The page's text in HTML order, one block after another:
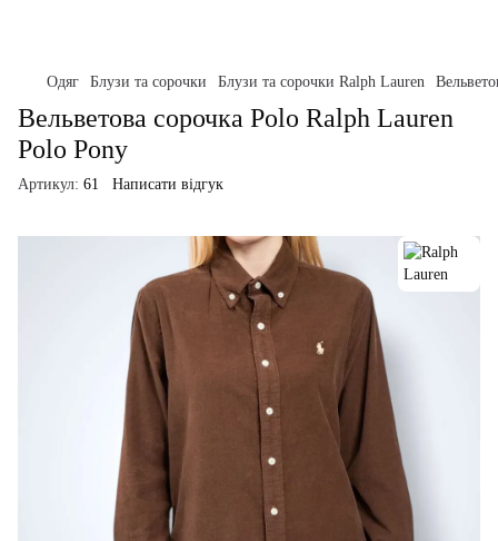
Одяг Блузи та сорочки Блузи та сорочки Ralph Lauren
Вельветова сорочка Polo Ralph Lauren
Polo Pony
Артикул: 61 Написати відгук